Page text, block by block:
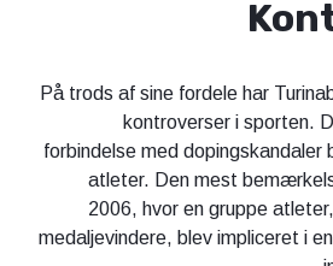
På trods af sine fordele har
kontroverser i sporten.
forbindelse med dopingskandaler
atleter. Den mest
2006, hvor en gruppe
medaljevindere, blev impliceret i